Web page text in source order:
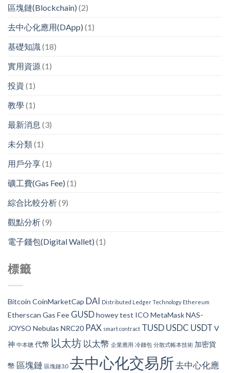
區塊鏈(Blockchain) (2)
去中心化應用(DApp) (1)
基礎知識 (18)
實用資源(1)
投資 (1)
教學 (1)
最新消息 (3)
未分類(1)
用戶分享(1)
礦工費(Gas Fee) (1)
綜合比較分析(9)
觀點分析(9)
電子錢包(Digital Wallet) (1)
標籤
Bitcoin CoinMarketCap DAI Distributed Ledger Technology Ethereum
Etherscan Gas Fee GUSDhowey test ICO MetaMaskNAS-
JOYSO Nebulas NRC20 PAX smart contract TUSD USDC USDT V
神 中本聰 代幣 以太坊 以太幣 企業應用 冷錢包 分散式帳本技術 加密貨
幣 區塊鏈 區塊鏈3.0 去中心化交易所 去中心化應